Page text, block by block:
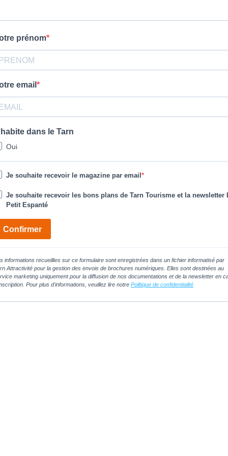
prénom
email
dans le Tarn
Oui
Je souhaite recevoir le magazine par email
Je souhaite recevoir les bons plans de Tarn Tourisme et la newsletter
Petit Espanté
Confirmer
informations recueillies sur ce formulaire sont enregistrées dans un fichier informatisé par
Attractivité pour la gestion des envois de brochures numériques. Elles sont destinées au
marketing uniquement pour la diffusion de nos documentations et de la newsletter en
Pour plus d'informations, veuillez lire notre Politique de confidentialité